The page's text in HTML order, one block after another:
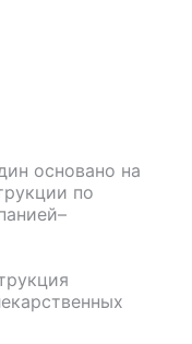
основано на
по